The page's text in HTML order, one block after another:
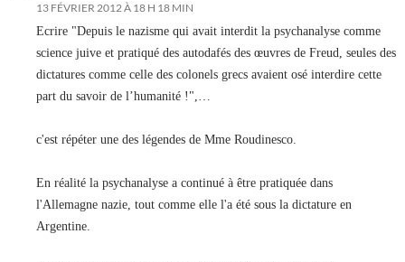
13 FÉVRIER 2012 À 18 H 18 MIN
Ecrire "Depuis le nazisme qui avait interdit la psychanalyse comme
science juive et pratiqué des autodafés des œuvres de Freud, seules des
dictatures comme celle des colonels grecs avaient osé interdire cette
part du savoir de l’humanité !",…
c'est répéter une des légendes de Mme Roudinesco.
En réalité la psychanalyse a continué à être pratiquée dans
l'Allemagne nazie, tout comme elle l'a été sous la dictature en
Argentine.